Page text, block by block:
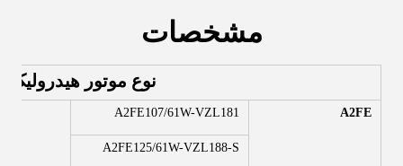
مشخصات
نوع موتور
A2FE
A2FE107/61W-VZL181
A2FE125/61W-VZL188-S